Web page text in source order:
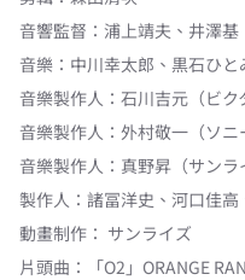
音響監督 ： 浦上靖夫 、 井澤基
音樂 ： 中川幸太郎 、 黒石ひと
音樂製作人 ： 石川吉元（ビク
音樂製作人 ： 外村敬一（ソニ
音樂製作人 ： 真野昇（サンラ
製作人 ： 諸冨洋史 、 河口佳高
動畫制作： サンライズ
片頭曲 ： 「O2」 ORANGE